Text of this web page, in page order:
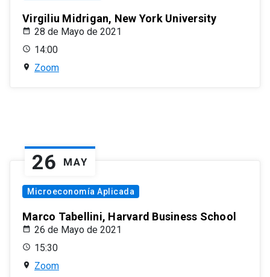
Virgiliu Midrigan, New York University
28 de Mayo de 2021
14:00
Zoom
26 MAY
Microeconomía Aplicada
Marco Tabellini, Harvard Business School
26 de Mayo de 2021
15:30
Zoom